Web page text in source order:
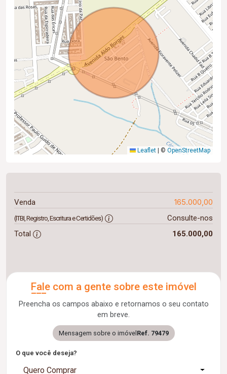
Leaflet | © OpenStreetMap
Venda 165.000,00
(ITBI, Registro, Escritura e Certidões)
Consulte-nos
Total
165.000,00
Fale com a gente sobre este imóvel
Preencha os campos abaixo e retornamos o seu contato
em breve.
Mensagem sobre o imóvelRef. 79479
O que você deseja?
Quero Comprar